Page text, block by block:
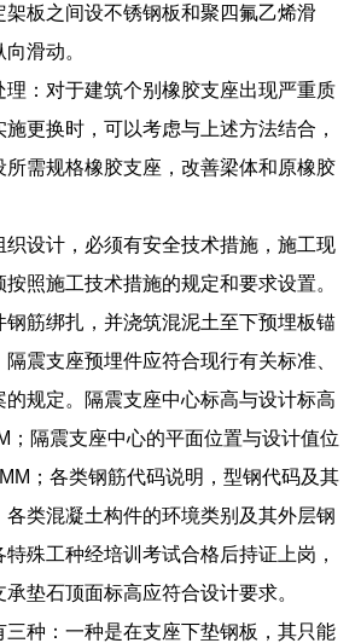
架板之间设不锈钢板和聚四氟乙烯滑
滑动。
理：对于建筑个别橡胶支座出现严重质
更换时，可以考虑与上述方法结合，
所需规格橡胶支座，改善梁体和原橡胶
织设计，必须有安全技术措施，施工现
照施工技术措施的规定和要求设置。
钢筋绑扎，并浇筑混泥土至下预埋板锚
震支座预埋件应符合现行有关标准、
规定。隔震支座中心标高与设计标高
；隔震支座中心的平面位置与设计值位
；各类钢筋代码说明，型钢代码及其
类混凝土构件的环境类别及其外层钢
殊工种经培训考试合格后持证上岗，
垫石顶面标高应符合设计要求。
三种：一种是在支座下垫钢板，其只能